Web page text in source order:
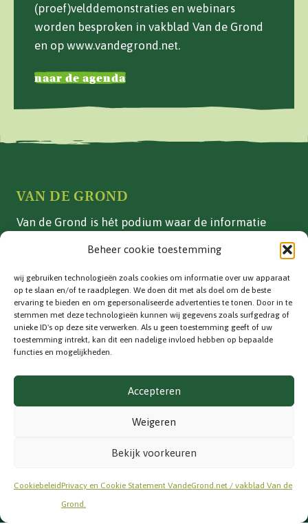
Beheer cookie toestemming
wij gebruiken technologieën zoals cookies om informatie over uw apparaat
op te slaan en/of te raadplegen. We doen dit met als doel om de beste
ervaring te bieden en om gepersonaliseerde advertenties te tonen. Door in te
stemmen met deze technologieën kunnen wij gegevens zoals surfgedrag of
unieke ID's op deze site verwerken. Als u geen toestemming geeft of uw
toestemming intrekt, kan dit een nadelige invloed hebben op bepaalde
functies en mogelijkheden.
Accepteren
Weigeren
Bekijk voorkeuren
CookiebeleidPrivacy en Cookie Statement VandeGrond.net / vakblad Van de
Grond.
(proef)velddemonstraties en webinars
worden besproken in vakblad Van de Grond
en op www.vandegrond.net.
naar de agenda
VAN DE GROND
Van de Grond is hét podium waar de informatie
ADVERTEREN
Vakblad
Adverteren
info@vandegrond.net